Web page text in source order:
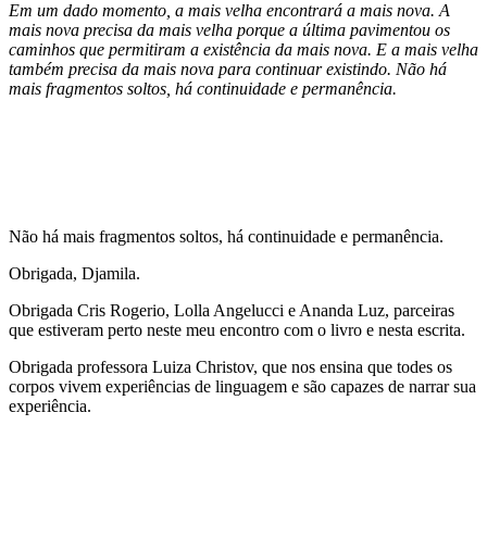
Em um dado momento, a mais velha encontrará a mais nova. A
mais nova precisa da mais velha porque a última pavimentou os
caminhos que permitiram a existência da mais nova. E a mais velha
também precisa da mais nova para continuar existindo. Não há
mais fragmentos soltos, há continuidade e permanência.
Não há mais fragmentos soltos, há continuidade e permanência.
Obrigada, Djamila.
Obrigada Cris Rogerio, Lolla Angelucci e Ananda Luz, parceiras
que estiveram perto neste meu encontro com o livro e nesta escrita.
Obrigada professora Luiza Christov, que nos ensina que todes os
corpos vivem experiências de linguagem e são capazes de narrar sua
experiência.